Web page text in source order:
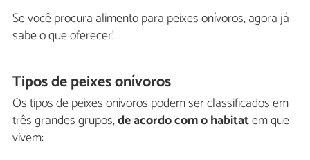
Se você procura alimento para peixes onívoros, agora já
sabe o que oferecer!
Tipos de peixes onívoros
Os tipos de peixes onívoros podem ser classificados em
três grandes grupos,de acordo com o habitatem que
vivem: